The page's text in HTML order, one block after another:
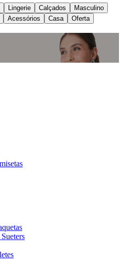
Lingerie Calçados
Masculino
Acessórios Casa Oferta